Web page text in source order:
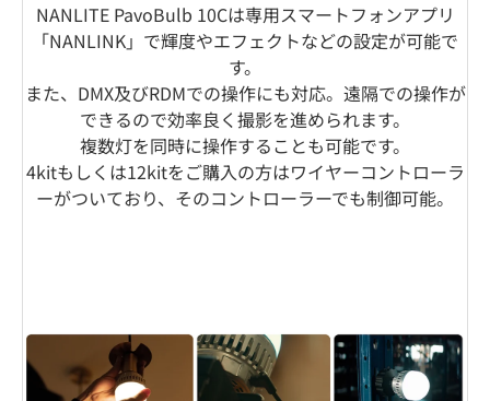
NANLITE PavoBulb 10Cは専用スマートフォンアプリ
「NANLINK」で輝度やエフェクトなどの設定が可能で
す。
また、DMX及びRDMでの操作にも対応。遠隔での操作が
できるので効率良く撮影を進められます。
複数灯を同時に操作することも可能です。
4kitもしくは12kitをご購入の方はワイヤーコントローラ
ーがついており、そのコントローラーでも制御可能。